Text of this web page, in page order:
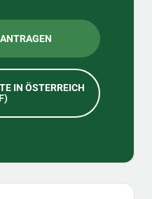
IN ÖSTERREICH